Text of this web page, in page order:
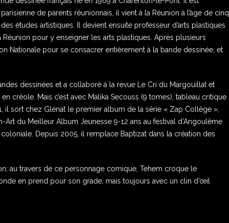
de parents réunionnais, il vient à la Réunion à l’âge de cinq
études artistiques. Il devient ensuite professeur d’arts plastiques
pour y enseigner les arts plastiques. Après plusieurs
Nationale pour se consacrer entièrement à la bande dessinée, et
dessinées et a collaboré à la revue Le Cri du Margouillat et
créole. Mais c’est avec Malika Secouss (9 tomes), tableau critique
il sort chez Glénat le premier album de la série « Zap Collège »,
Art du Meilleur Album Jeunesse 9-12 ans au festival d’Angoulême
Depuis 2005, il remplace Baptizat dans la création des
au travers de ce personnage comique, Tehem croque le
en prend pour son grade, mais toujours avec un clin d’œil